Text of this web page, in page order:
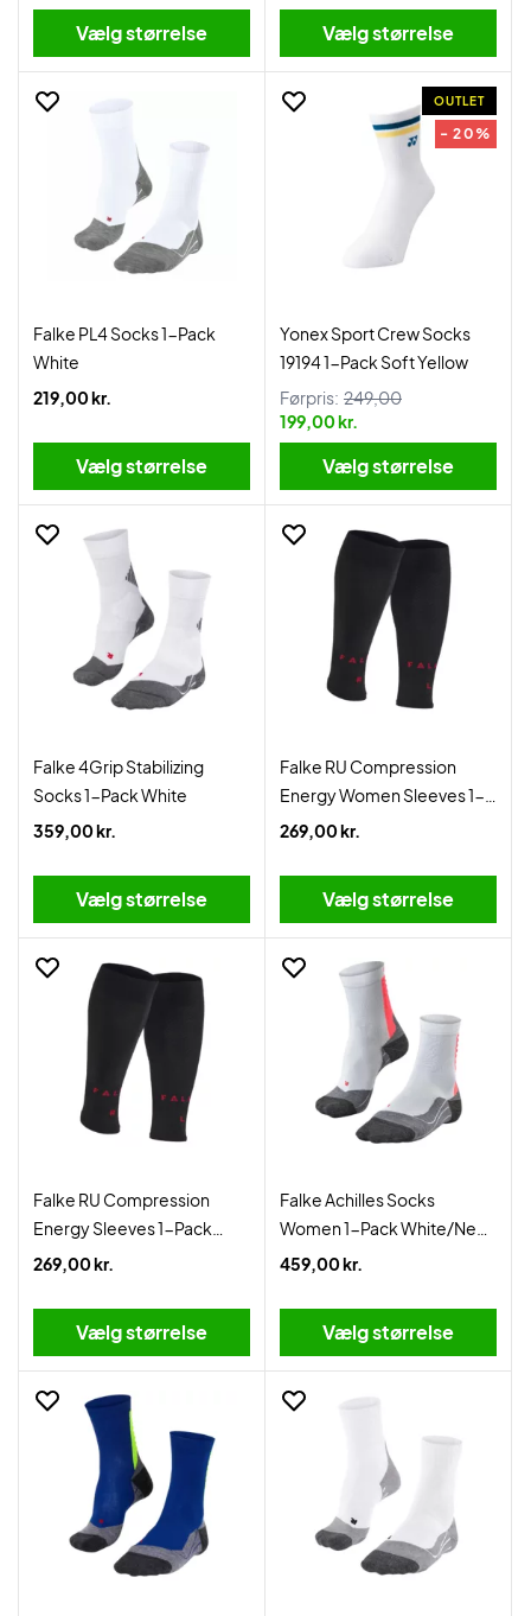
Vælg størrelse Vælg størrelse
Falke PL4 Socks 1-Pack
White
219,00 kr.
Vælg størrelse
OUTLET
- 20%
Yonex Sport Crew Socks
19194 1-Pack Soft Yellow
Førpris: 249,00
199,00 kr.
Vælg størrelse
Falke 4Grip Stabilizing
Socks 1-Pack White
359,00 kr.
Vælg størrelse
Falke RU Compression
Energy Women Sleeves 1-
Pack Black
269,00 kr.
Vælg størrelse
Falke RU Compression
Energy Sleeves 1-Pack
Black
269,00 kr.
Vælg størrelse
Falke Achilles Socks
Women 1-Pack White/Neon
Red
459,00 kr.
Vælg størrelse